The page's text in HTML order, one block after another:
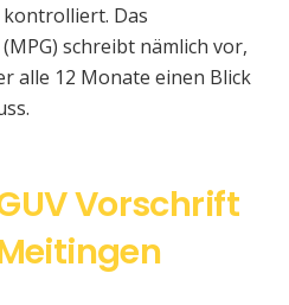
Das
schreibt nämlich vor,
alle 12 Monate einen Blick
Vorschrift